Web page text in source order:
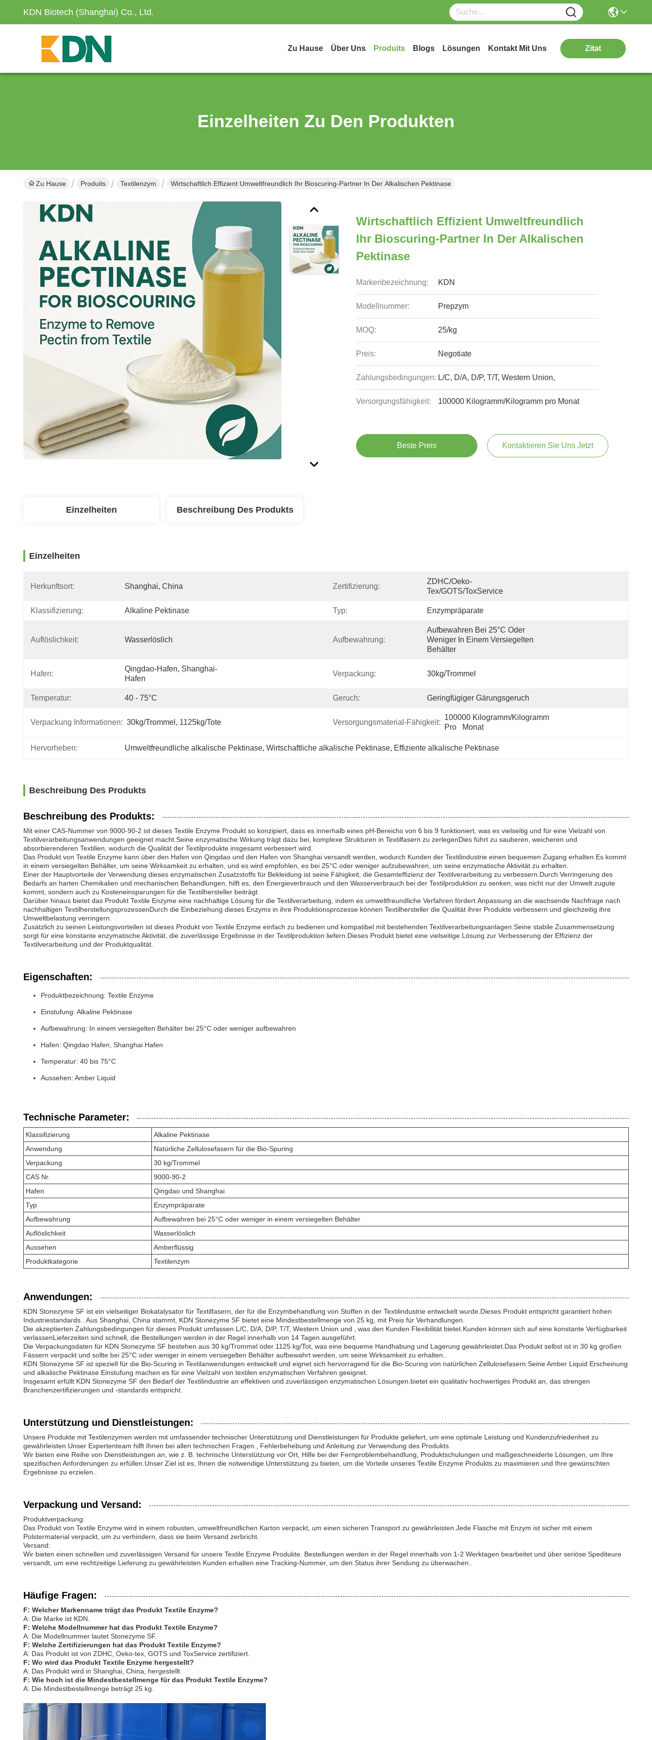
KDN Biotech (Shanghai) Co., Ltd.
Zu Hause Über Uns Produits Blogs Lösungen Kontakt Mit Uns Zitat
Einzelheiten Zu Den Produkten
Zu Hause Produits Textilenzym Wirtschaftlich Effizient Umweltfreundlich Ihr Bioscuring-Partner In Der Alkalischen Pektinase
Wirtschaftlich Effizient Umweltfreundlich
Ihr Bioscuring-Partner In Der Alkalischen
Pektinase
Markenbezeichnung: KDN
Modellnummer: Prepzym
MOQ: 25/kg
Preis: Negotiate
Zahlungsbedingungen: L/C, D/A, D/P, T/T, Western Union,
Versorgungsfähigkeit: 100000 Kilogramm/Kilogramm pro Monat
Beste Preis Kontaktieren Sie Uns Jetzt
Einzelheiten Beschreibung Des Produkts
Einzelheiten
Herkunftsort: Shanghai, China Zertifizierung:
ZDHC/Oeko-
Tex/GOTS/ToxService
Klassifizierung: Alkaline Pektinase Typ: Enzympräparate
Auflöslichkeit: Wasserlöslich Aufbewahrung:
Aufbewahren Bei 25°C Oder
Weniger In Einem Versiegelten
Behälter
Hafen:
Qingdao-Hafen, Shanghai-
Hafen
Verpackung: 30kg/Trommel
Temperatur: 40 - 75°C Geruch: Geringfügiger Gärungsgeruch
Verpackung Informationen: 30kg/Trommel, 1125kg/Tote Versorgungsmaterial-Fähigkeit:
100000 Kilogramm/Kilogramm
Pro   Monat
Hervorheben: Umweltfreundliche alkalische Pektinase, Wirtschaftliche alkalische Pektinase, Effiziente alkalische Pektinase
Beschreibung Des Produkts
Beschreibung des Produkts:
Mit einer CAS-Nummer von 9000-90-2 ist dieses Textile Enzyme Produkt so konzipiert, dass es innerhalb eines pH-Bereichs von 6 bis 9 funktioniert, was es vielseitig und für eine Vielzahl von
Textilverarbeitungsanwendungen geeignet macht.Seine enzymatische Wirkung trägt dazu bei, komplexe Strukturen in Textilfasern zu zerlegenDies führt zu sauberen, weicheren und
absorbierenderen Textilien, wodurch die Qualität der Textilprodukte insgesamt verbessert wird.
Das Produkt von Textile Enzyme kann über den Hafen von Qingdao und den Hafen von Shanghai versandt werden, wodurch Kunden der Textilindustrie einen bequemen Zugang erhalten.Es kommt
in einem versiegelten Behälter, um seine Wirksamkeit zu erhalten, und es wird empfohlen, es bei 25°C oder weniger aufzubewahren, um seine enzymatische Aktivität zu erhalten.
Einer der Hauptvorteile der Verwendung dieses enzymatischen Zusatzstoffs für Bekleidung ist seine Fähigkeit, die Gesamteffizienz der Textilverarbeitung zu verbessern.Durch Verringerung des
Bedarfs an harten Chemikalien und mechanischen Behandlungen, hilft es, den Energieverbrauch und den Wasserverbrauch bei der Textilproduktion zu senken, was nicht nur der Umwelt zugute
kommt, sondern auch zu Kosteneinsparungen für die Textilhersteller beiträgt.
Darüber hinaus bietet das Produkt Textile Enzyme eine nachhaltige Lösung für die Textilverarbeitung, indem es umweltfreundliche Verfahren fördert.Anpassung an die wachsende Nachfrage nach
nachhaltigen TextilherstellungsprozessenDurch die Einbeziehung dieses Enzyms in ihre Produktionsprozesse können Textilhersteller die Qualität ihrer Produkte verbessern und gleichzeitig ihre
Umweltbelastung verringern.
Zusätzlich zu seinen Leistungsvorteilen ist dieses Produkt von Textile Enzyme einfach zu bedienen und kompatibel mit bestehenden Textilverarbeitungsanlagen.Seine stabile Zusammensetzung
sorgt für eine konstante enzymatische Aktivität, die zuverlässige Ergebnisse in der Textilproduktion liefern.Dieses Produkt bietet eine vielseitige Lösung zur Verbesserung der Effizienz der
Textilverarbeitung und der Produktqualität.
Eigenschaften:
Produktbezeichnung: Textile Enzyme
Einstufung: Alkaline Pektinase
Aufbewahrung: In einem versiegelten Behälter bei 25°C oder weniger aufbewahren
Hafen: Qingdao Hafen, Shanghai Hafen
Temperatur: 40 bis 75°C
Aussehen: Amber Liquid
Technische Parameter:
Klassifizierung
Alkaline Pektinase
Anwendung
Natürliche Zellulosefasern für die Bio-Spuring
Verpackung
30 kg/Trommel
CAS Nr.
9000-90-2
Hafen
Qingdao und Shanghai
Typ
Enzympräparate
Aufbewahrung
Aufbewahren bei 25°C oder weniger in einem versiegelten Behälter
Auflöslichkeit
Wasserlöslich
Aussehen
Amberflüssig
Produktkategorie
Textilenzym
Anwendungen:
KDN Stonezyme SF ist ein vielseitiger Biokatalysator für Textilfasern, der für die Enzymbehandlung von Stoffen in der Textilindustrie entwickelt wurde.Dieses Produkt entspricht garantiert hohen
Industriestandards.. Aus Shanghai, China stammt, KDN Stonezyme SF bietet eine Mindestbestellmenge von 25 kg, mit Preis für Verhandlungen.
Die akzeptierten Zahlungsbedingungen für dieses Produkt umfassen L/C, D/A, D/P, T/T, Western Union und , was den Kunden Flexibilität bietet.Kunden können sich auf eine konstante Verfügbarkeit
verlassenLieferzeiten sind schnell, die Bestellungen werden in der Regel innerhalb von 14 Tagen ausgeführt.
Die Verpackungsdaten für KDN Stonezyme SF bestehen aus 30 kg/Trommel oder 1125 kg/Tot, was eine bequeme Handhabung und Lagerung gewährleistet.Das Produkt selbst ist in 30 kg großen
Fässern verpackt und sollte bei 25°C oder weniger in einem versiegelten Behälter aufbewahrt werden, um seine Wirksamkeit zu erhalten..
KDN Stonezyme SF ist speziell für die Bio-Scuring in Textilanwendungen entwickelt und eignet sich hervorragend für die Bio-Scuring von natürlichen Zellulosefasern.Seine Amber Liquid Erscheinung
und alkalische Pektinase Einstufung machen es für eine Vielzahl von textilen enzymatischen Verfahren geeignet.
Insgesamt erfüllt KDN Stonezyme SF den Bedarf der Textilindustrie an effektiven und zuverlässigen enzymatischen Lösungen.bietet ein qualitativ hochwertiges Produkt an, das strengen
Branchenzertifizierungen und -standards entspricht.
Unterstützung und Dienstleistungen:
Unsere Produkte mit Textilenzymen werden mit umfassender technischer Unterstützung und Dienstleistungen für Produkte geliefert, um eine optimale Leistung und Kundenzufriedenheit zu
gewährleisten.Unser Expertenteam hilft Ihnen bei allen technischen Fragen., Fehlerbehebung und Anleitung zur Verwendung des Produkts.
Wir bieten eine Reihe von Dienstleistungen an, wie z. B. technische Unterstützung vor Ort, Hilfe bei der Fernproblembehandlung, Produktschulungen und maßgeschneiderte Lösungen, um Ihre
spezifischen Anforderungen zu erfüllen.Unser Ziel ist es, Ihnen die notwendige Unterstützung zu bieten, um die Vorteile unseres Textile Enzyme Produkts zu maximieren und Ihre gewünschten
Ergebnisse zu erzielen..
Verpackung und Versand:
Produktverpackung:
Das Produkt von Textile Enzyme wird in einem robusten, umweltfreundlichen Karton verpackt, um einen sicheren Transport zu gewährleisten.Jede Flasche mit Enzym ist sicher mit einem
Polstermaterial verpackt, um zu verhindern, dass sie beim Versand zerbricht.
Versand:
Wir bieten einen schnellen und zuverlässigen Versand für unsere Textile Enzyme Produkte. Bestellungen werden in der Regel innerhalb von 1-2 Werktagen bearbeitet und über seriöse Spediteure
versandt, um eine rechtzeitige Lieferung zu gewährleisten.Kunden erhalten eine Tracking-Nummer, um den Status ihrer Sendung zu überwachen..
Häufige Fragen:
F: Welcher Markenname trägt das Produkt Textile Enzyme?
A: Die Marke ist KDN.
F: Welche Modellnummer hat das Produkt Textile Enzyme?
A: Die Modellnummer lautet Stonezyme SF.
F: Welche Zertifizierungen hat das Produkt Textile Enzyme?
A: Das Produkt ist von ZDHC, Oeko-tex, GOTS und ToxService zertifiziert.
F: Wo wird das Produkt Textile Enzyme hergestellt?
A: Das Produkt wird in Shanghai, China, hergestellt.
F: Wie hoch ist die Mindestbestellmenge für das Produkt Textile Enzyme?
A: Die Mindestbestellmenge beträgt 25 kg.